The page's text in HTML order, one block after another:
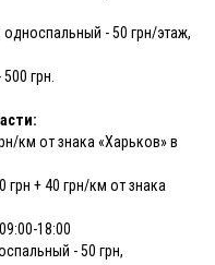
- 50 грн/этаж,
грн.
км от знака «Харьков» в
грн + 40 грн/км от знака
18:00
- 50 грн,